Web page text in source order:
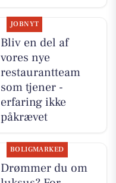
JOBNYT
Bliv en del af
vores nye
restaurantteam
som tjener -
erfaring ikke
påkrævet
BOLIGMARKED
Drømmer du om